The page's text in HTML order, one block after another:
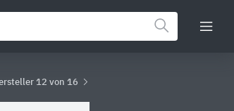
12 von 16